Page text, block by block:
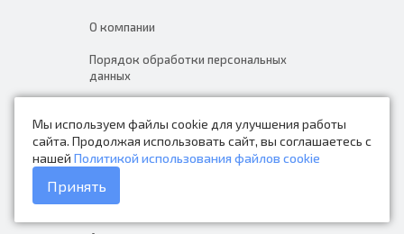
Мы используем файлы cookie для улучшения работы
сайта. Продолжая использовать сайт, вы соглашаетесь с
нашей Политикой использования файлов cookie
Принять
О компании
Порядок обработки персональных
данных
Контакты
Каталог товаров
Доставка и оплата